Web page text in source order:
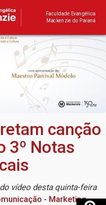
Faculdade Evangélica
Mackenzie do Paraná
canção
3º Notas
vídeo desta quinta-feira
- Marketing